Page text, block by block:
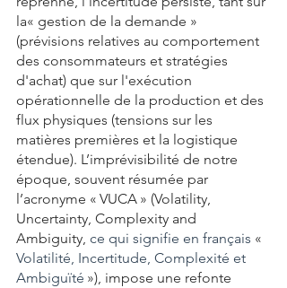
la« gestion de la demande »
(prévisions relatives au comportement
des consommateurs et stratégies
d'achat) que sur l'exécution
opérationnelle de la production et des
flux physiques (tensions sur les
matières premières et la logistique
étendue). L’imprévisibilité de notre
époque, souvent résumée par
l’acronyme « VUCA » (Volatility,
Uncertainty, Complexity and
Ambiguity, ce qui signifie en français «
Volatilité, Incertitude, Complexité et
Ambiguïté »), impose une refonte